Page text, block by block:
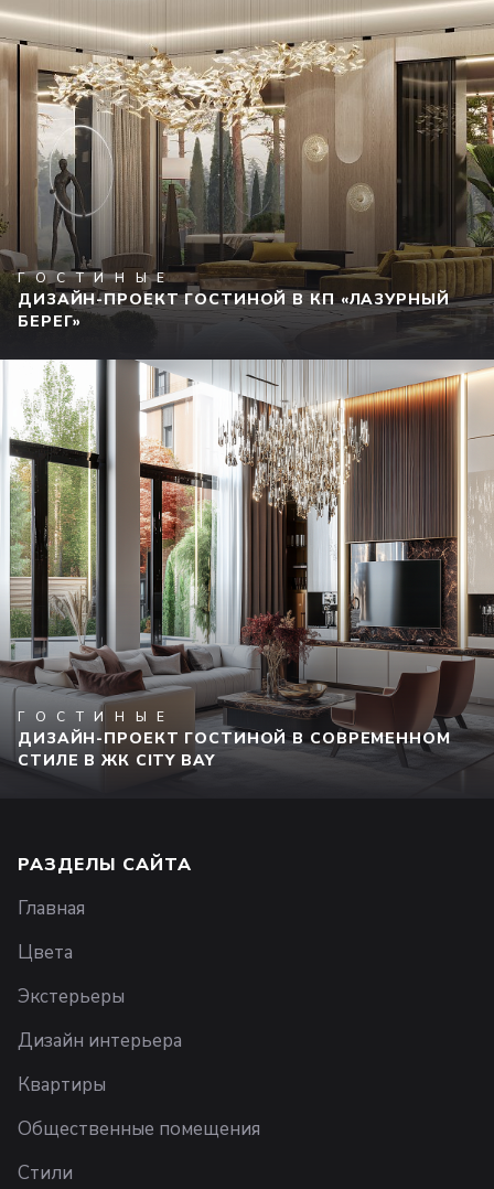
ГОСТИНЫЕ
ДИЗАЙН-ПРОЕКТ ГОСТИНОЙ В КП «ЛАЗУРНЫЙ
БЕРЕГ»
ГОСТИНЫЕ
ДИЗАЙН-ПРОЕКТ ГОСТИНОЙ В СОВРЕМЕННОМ
СТИЛЕ В ЖК CITY BAY
РАЗДЕЛЫ САЙТА
Главная
Цвета
Экстерьеры
Дизайн интерьера
Квартиры
Общественные помещения
Стили